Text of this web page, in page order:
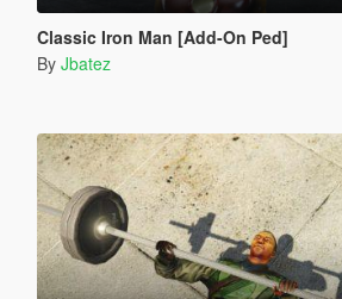
Classic Iron Man [Add-On Ped]
By Jbatez